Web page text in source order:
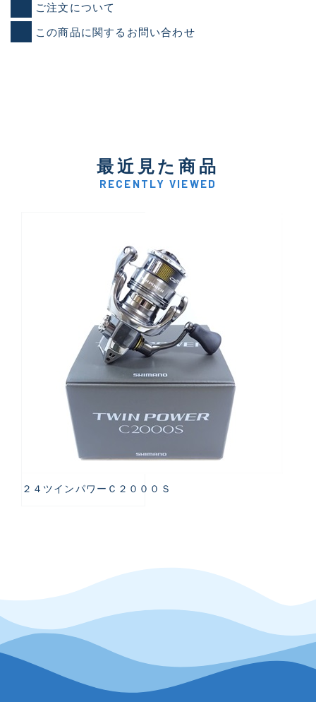
ご注文について
この商品に関するお問い合わせ
最近見た商品
RECENTLY VIEWED
２４ツインパワーＣ２０００Ｓ